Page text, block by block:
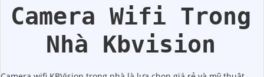
Camera Wifi Trong
Nhà Kbvision